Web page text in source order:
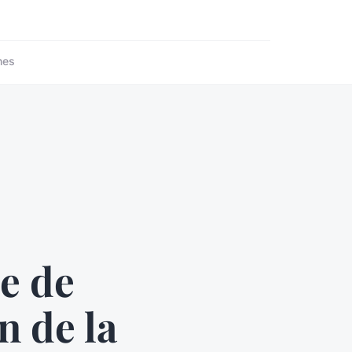
de
de la